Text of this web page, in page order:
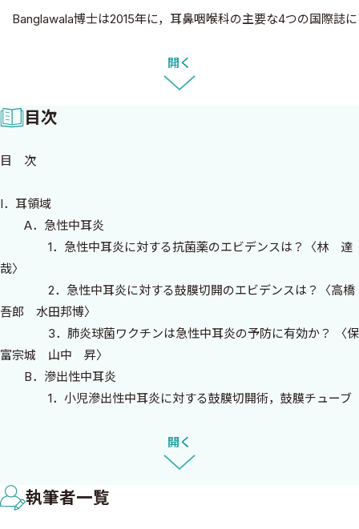
Banglawala博士は2015年に，耳鼻咽喉科の主要な4つの国際誌に
3.3％がランダム化比較試験（RCT）であったと報告しています．
領域別の割合では，鼻副鼻腔（31％），耳（26％），頸部・咽喉
頭（23％），腫瘍（5.3％），形成・再建（3.7％）となっていま
す．また46％が内科的介入のRCT，38％が外科的介入，16％が混
て，RCTの数は倍増していますが，質の面からは改善の余地があ
いることを意味しています．
「EBM耳鼻咽喉科・頭頸部外科の治療2010―2011」として発刊
してから早くも5年間が経過し，本書を2015―2016年版として上梓
することになりました．5名の編者によって，耳領域，鼻副鼻腔領
域，咽頭領域，喉頭領域，頭頸部領域を分担し，日常の診療での
疑問な事項，最近注目されている疾患の治療，世界で行われてい
る最新の治療の現況などを厳選し，本邦における各分野の専門家
によって「序論」，「指針」，「エビデンス」，「根拠となった
臨床研究の問題点と限界」，「患者に適応する際の注意点」，
本書が耳鼻咽喉科・頭頸部外科の専門医ならびに若い研修医の
実地臨床での診断・治療の判断材料として役立つことができれ
開く
目次
目 次
I．耳領域
A．急性中耳炎
1．急性中耳炎に対する抗菌薬のエビデンスは？〈林 達
哉〉
2．急性中耳炎に対する鼓膜切開のエビデンスは？〈高橋
吾郎 水田邦博〉
3．肺炎球菌ワクチンは急性中耳炎の予防に有効か？ 〈保
富宗城 山中 昇〉
B．滲出性中耳炎
1．小児滲出性中耳炎に対する鼓膜切開術，鼓膜チューブ
2．滲出性中耳炎に対する通気療法，アデノイド切除術の
エビデンスは？〈吉田晴郎 高橋晴雄〉
3．滲出性中耳炎の薬物療法のエビデンスは？〈仲野敦
子〉
開く
執筆者一覧